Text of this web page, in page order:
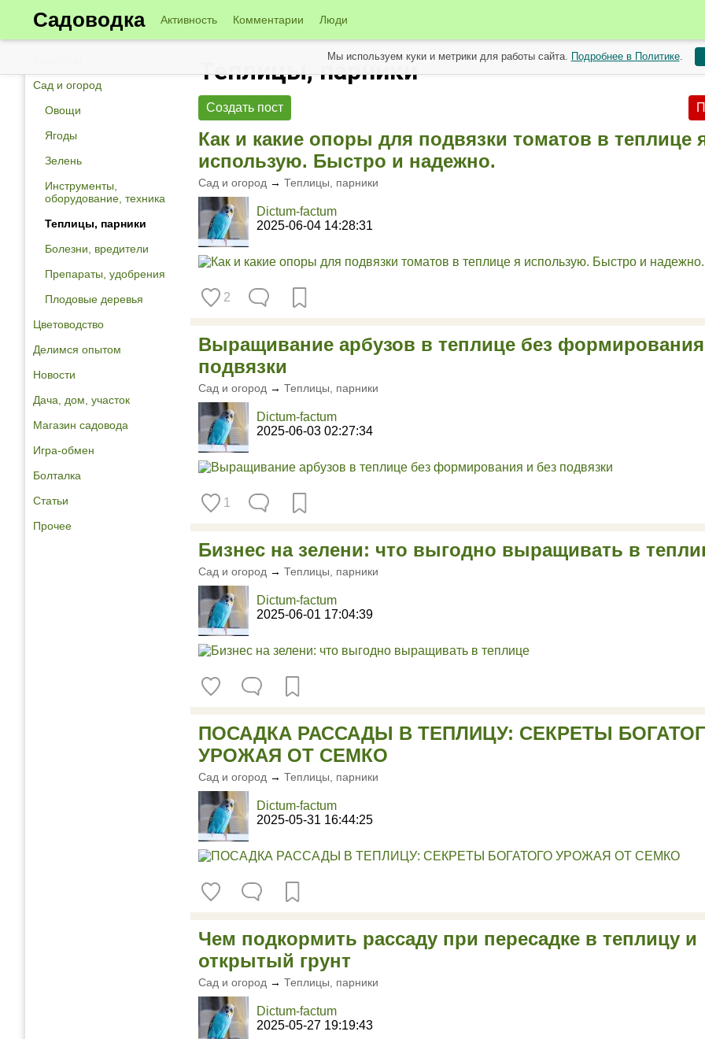
Садоводка Активность Комментарии Люди
Сад и огород
Овощи
Ягоды
Зелень
Инструменты,
оборудование, техника
Теплицы, парники
Болезни, вредители
Препараты, удобрения
Плодовые деревья
Цветоводство
Делимся опытом
Новости
Дача, дом, участок
Магазин садовода
Игра-обмен
Болталка
Статьи
Прочее
Теплицы, парники
Создать пост
Как и какие опоры для подвязки томатов в теплице
использую. Быстро и надежно.
Сад и огород → Теплицы, парники
Dictum-factum
2025-06-04 14:28:31
2
Выращивание арбузов в теплице без
подвязки
Сад и огород → Теплицы, парники
Dictum-factum
2025-06-03 02:27:34
1
Бизнес на зелени: что выгодно выращивать в
Сад и огород → Теплицы, парники
Dictum-factum
2025-06-01 17:04:39
ПОСАДКА РАССАДЫ В ТЕПЛИЦУ: СЕКРЕТЫ
УРОЖАЯ ОТ СЕМКО
Сад и огород → Теплицы, парники
Dictum-factum
2025-05-31 16:44:25
Чем подкормить рассаду при пересадке в теплицу и
открытый грунт
Сад и огород → Теплицы, парники
Dictum-factum
2025-05-27 19:19:43
Мы используем куки и метрики для работы сайта. Подробнее в Политике.